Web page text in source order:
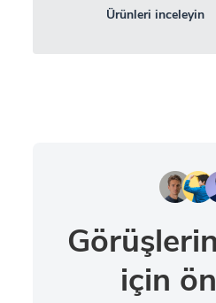
Ürünleri inceleyin
için